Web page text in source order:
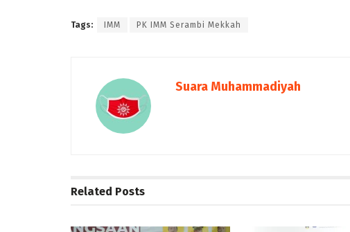
Tags: IMM PK IMM Serambi Mekkah
Suara Muhammadiyah
Related Posts